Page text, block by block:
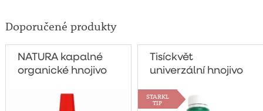
Doporučené produkty
NATURA kapalné
organické hnojivo
Tisíckvět
univerzální hnojivo
STARKL
TIP